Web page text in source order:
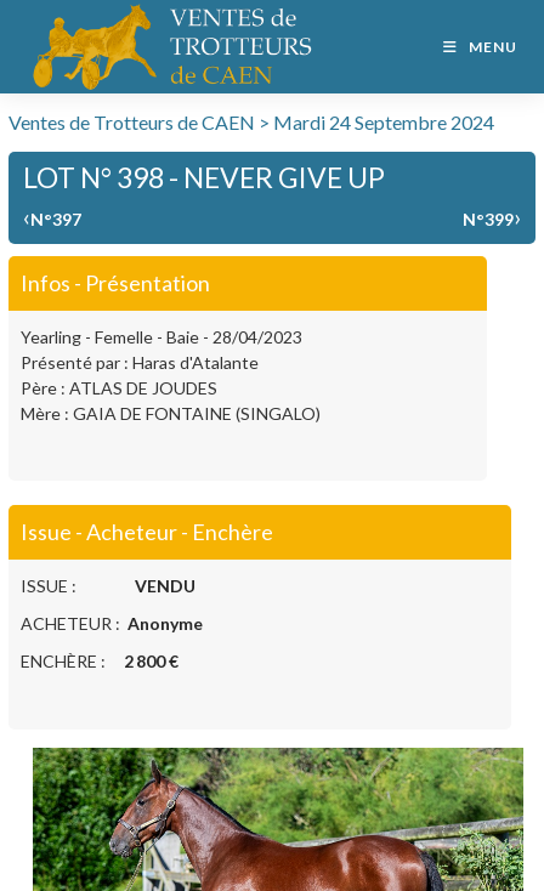
MENU
Ventes de Trotteurs de CAEN > Mardi 24 Septembre 2024
LOT N° 398 - NEVER GIVE UP
‹N°397 N°399›
Infos - Présentation
Yearling - Femelle - Baie - 28/04/2023
Présenté par : Haras d'Atalante
Père : ATLAS DE JOUDES
Mère : GAIA DE FONTAINE (SINGALO)
Issue - Acheteur - Enchère
ISSUE : VENDU
ACHETEUR : Anonyme
ENCHÈRE : 2 800 €